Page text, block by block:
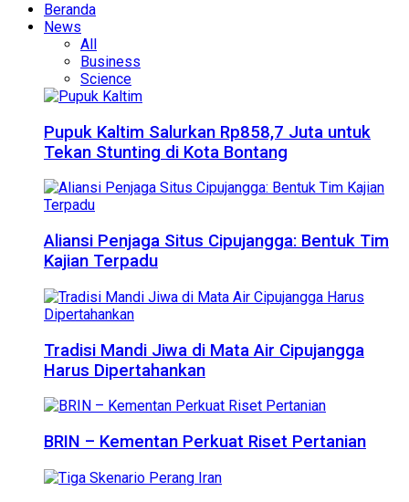
Beranda
News
All
Business
Science
Pupuk Kaltim Salurkan Rp858,7 Juta untuk
Tekan Stunting di Kota Bontang
Aliansi Penjaga Situs Cipujangga: Bentuk Tim
Kajian Terpadu
Tradisi Mandi Jiwa di Mata Air Cipujangga
Harus Dipertahankan
BRIN – Kementan Perkuat Riset Pertanian